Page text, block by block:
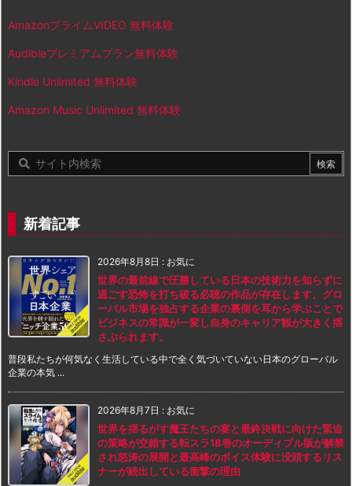
AmazonプライムVIDEO 無料体験
Audibleプレミアムプラン無料体験
Kindle Unlimited 無料体験
Amazon Music Unlimited 無料体験
新着記事
2026年8月8日 : お気に
世界の最前線で圧勝している日本の技術力を知らずに
過ごす恐怖を打ち破る必聴の作品が存在します。グロ
ーバル市場を独占する企業の裏側を耳から学ぶことで
ビジネスの常識が一変し自身のキャリア観が大きく揺
さぶられます。
普段私たちが何気なく生活している中で全く気づいていない日本のグローバル
企業の本気 ...
2026年8月7日 : お気に
世界を揺るがす魔王たちの宴と最終決戦に向けた緊迫
の策略が交錯する転スラ18巻のオーディブル版が解禁
され怒涛の展開と最高峰のボイス体験に没頭するリス
ナーが続出している衝撃の理由